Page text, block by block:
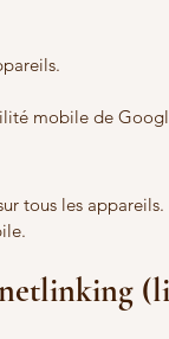
mobile de
tous les appareils.